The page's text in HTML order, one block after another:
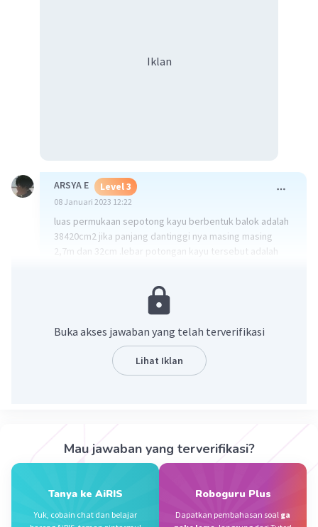
Iklan
ARSYA E Level 3
08 Januari 2023 12:22
luas permukaan sepotong kayu berbentuk balok adalah
38420cm2 jika panjang dantinggi nya masing masing
2,7m dan 32cm .lebar potongan kayu tersebut adalah
Level 38
19 Juli 2025 03:21
saya teh gak tahu 🤞
Level 14
08 Januari 2023 12:09
Buka akses jawaban yang telah terverifikasi
Lihat Iklan
Mau jawaban yang terverifikasi?
Tanya ke AiRIS
Yuk, cobain chat dan belajar
Roboguru Plus
Dapatkan pembahasan soal ga